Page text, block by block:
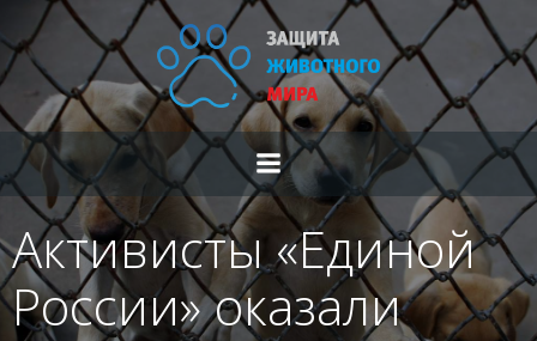
Перейти
к
содержимому
Активисты «Единой
России» оказали